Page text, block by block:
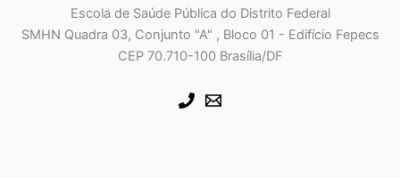
Escola de Saúde Pública do Distrito Federal
SMHN Quadra 03, Conjunto "A" , Bloco 01 - Edifício Fepecs
CEP 70.710-100 Brasília/DF